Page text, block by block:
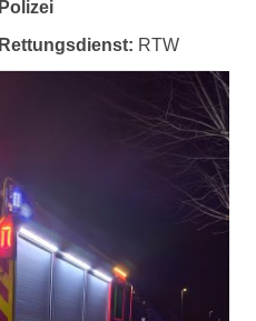
Polizei
Rettungsdienst: RTW